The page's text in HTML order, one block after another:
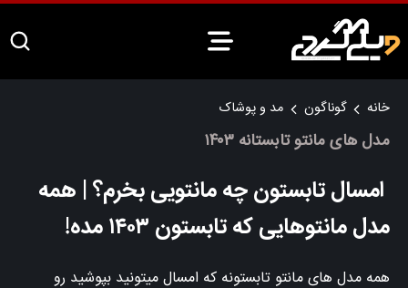
خانه گوناگون مد و پوشاک
مدل های مانتو تابستانه ۱۴۰۳
امسال تابستون چه مانتویی بخرم؟ | همه
مدل مانتوهایی که تابستون ۱۴۰۳ مده!
همه مدل های مانتو تابستونه که امسال میتونید بپوشید رو